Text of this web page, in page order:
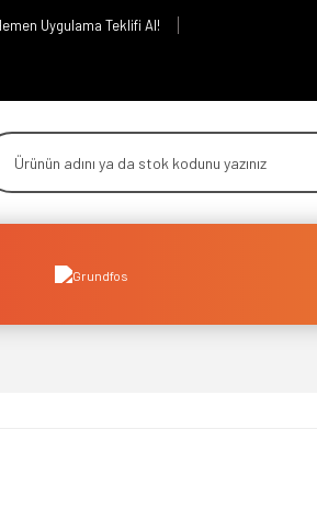
Uygulama Teklifi Al!